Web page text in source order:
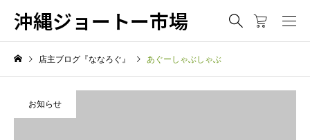
沖縄ジョートー市場
店主ブログ『ななろぐ』 あぐーしゃぶしゃぶ
お知らせ